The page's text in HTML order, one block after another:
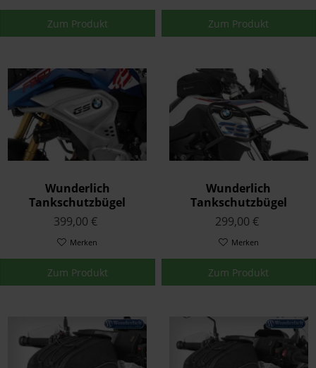
Zum Produkt Zum Produkt
Wunderlich
Tankschutzbügel
Adventure Edelstahl F
850 GS Adventure ab '19
399,00 €
Merken
Zum Produkt
Wunderlich
Tankschutzbügel
Adventure F850 GS ab
'18
299,00 €
Merken
Zum Produkt